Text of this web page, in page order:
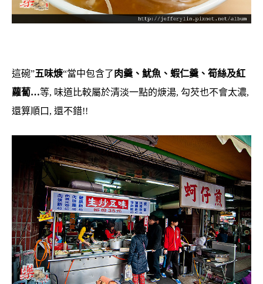
這碗”五味焿“當中包含了 肉羹、魷魚、蝦仁羹、筍絲及紅
蘿蔔…等, 味道比較屬於清淡一點的焿湯, 勾芡也不會太濃,
還算順口, 還不錯!!